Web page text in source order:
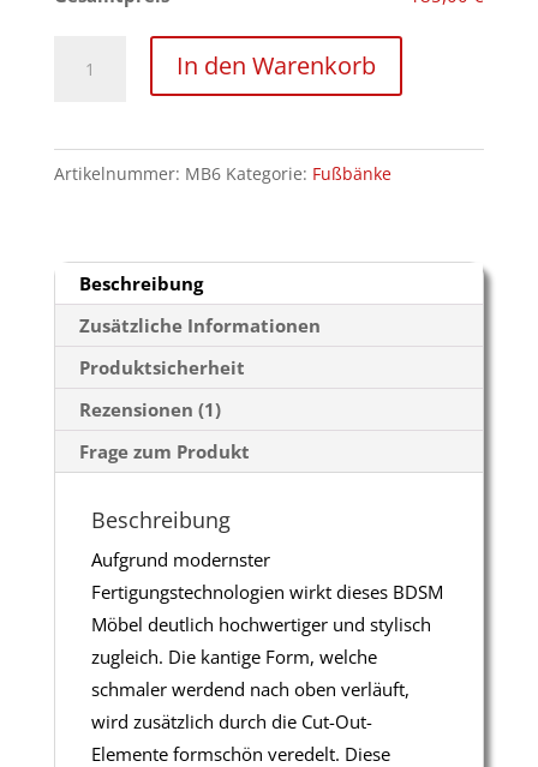
Fußbank
Label*
Menge
In den Warenkorb
Artikelnummer: MB6 Kategorie: Fußbänke
Beschreibung
Zusätzliche Informationen
Produktsicherheit
Rezensionen (1)
Frage zum Produkt
Beschreibung
Aufgrund modernster
Fertigungstechnologien wirkt dieses BDSM
Möbel deutlich hochwertiger und stylisch
zugleich. Die kantige Form, welche
schmaler werdend nach oben verläuft,
wird zusätzlich durch die Cut-Out-
Elemente formschön veredelt. Diese